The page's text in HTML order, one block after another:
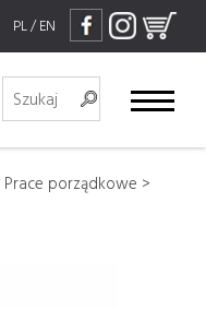
PL/EN
Prace porządkowe >